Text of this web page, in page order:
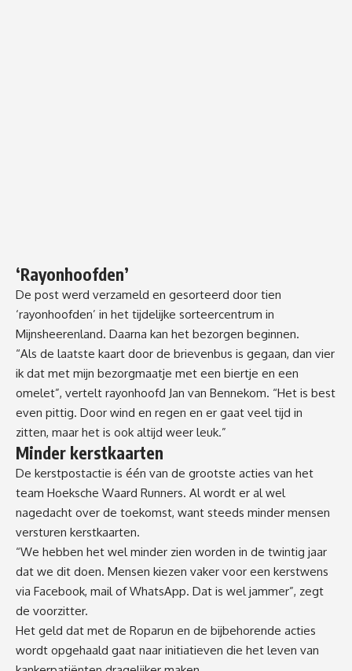
‘Rayonhoofden’
De post werd verzameld en gesorteerd door tien
‘rayonhoofden’ in het tijdelijke sorteercentrum in
Mijnsheerenland. Daarna kan het bezorgen beginnen.
“Als de laatste kaart door de brievenbus is gegaan, dan vier
ik dat met mijn bezorgmaatje met een biertje en een
omelet”, vertelt rayonhoofd Jan van Bennekom. “Het is best
even pittig. Door wind en regen en er gaat veel tijd in
zitten, maar het is ook altijd weer leuk.”
Minder kerstkaarten
De kerstpostactie is één van de grootste acties van het
team Hoeksche Waard Runners. Al wordt er al wel
nagedacht over de toekomst, want steeds minder mensen
versturen kerstkaarten.
“We hebben het wel minder zien worden in de twintig jaar
dat we dit doen. Mensen kiezen vaker voor een kerstwens
via Facebook, mail of WhatsApp. Dat is wel jammer”, zegt
de voorzitter.
Het geld dat met de Roparun en de bijbehorende acties
wordt opgehaald gaat naar initiatieven die het leven van